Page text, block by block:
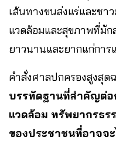
เส้นทางขนส่งแร่และชา
แวดล้อมและสุขภาพที่มัก
ยาวนานและยากแก่การ
คำสั่งศาลปกครองสูงสุด
บรรทัดฐานที่สำคัญต่อ
แวดล้อม ทรัพยากรธ
ของประชาชนที่อาจจ